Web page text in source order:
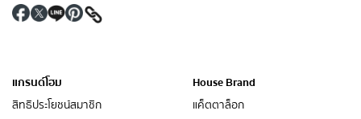
แกรนด์โฮม
สิทธิประโยชน์สมาชิก
House Brand
แค็ตตาล็อก